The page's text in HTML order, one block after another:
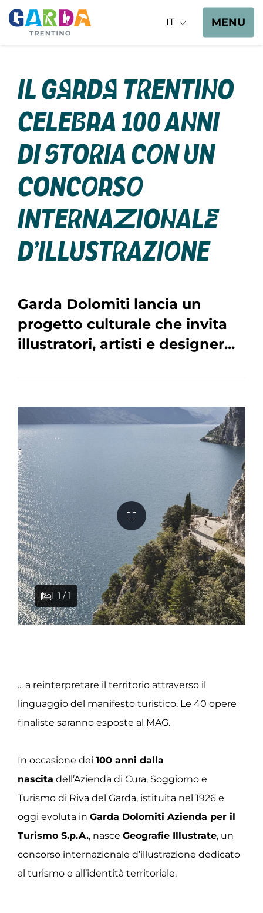
IT MENU
Il Garda Trentino
celebra 100 anni
di storia con un
concorso
internazionale
d’illustrazione
Garda Dolomiti lancia un
progetto culturale che invita
illustratori, artisti e designer...
1 / 1
... a reinterpretare il territorio attraverso il
linguaggio del manifesto turistico. Le 40 opere
finaliste saranno esposte al MAG.
In occasione dei 100 anni dalla
nascita dell’Azienda di Cura, Soggiorno e
Turismo di Riva del Garda, istituita nel 1926 e
oggi evoluta in Garda Dolomiti Azienda per il
Turismo S.p.A., nasce Geografie Illustrate, un
concorso internazionale d’illustrazione dedicato
al turismo e all’identità territoriale.